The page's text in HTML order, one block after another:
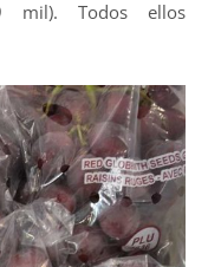
mil). Todos ellos